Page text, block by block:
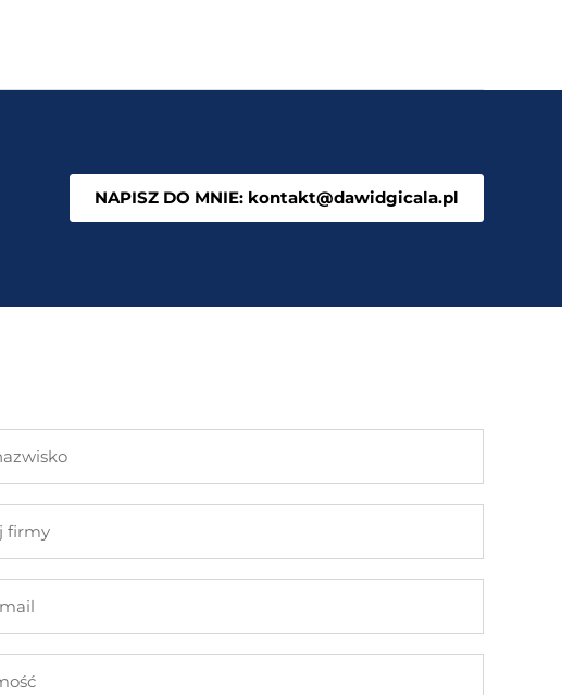
NAPISZ DO MNIE: kontakt@dawidgicala.pl